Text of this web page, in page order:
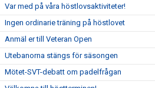
Var med på våra höstlovsaktiviteter!
Ingen ordinarie träning på höstlovet
Anmäl er till Veteran Open
Utebanorna stängs för säsongen
Mötet-SVT-debatt om padelfrågan